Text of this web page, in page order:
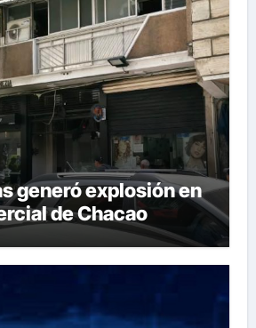
generó explosión en
de Chacao